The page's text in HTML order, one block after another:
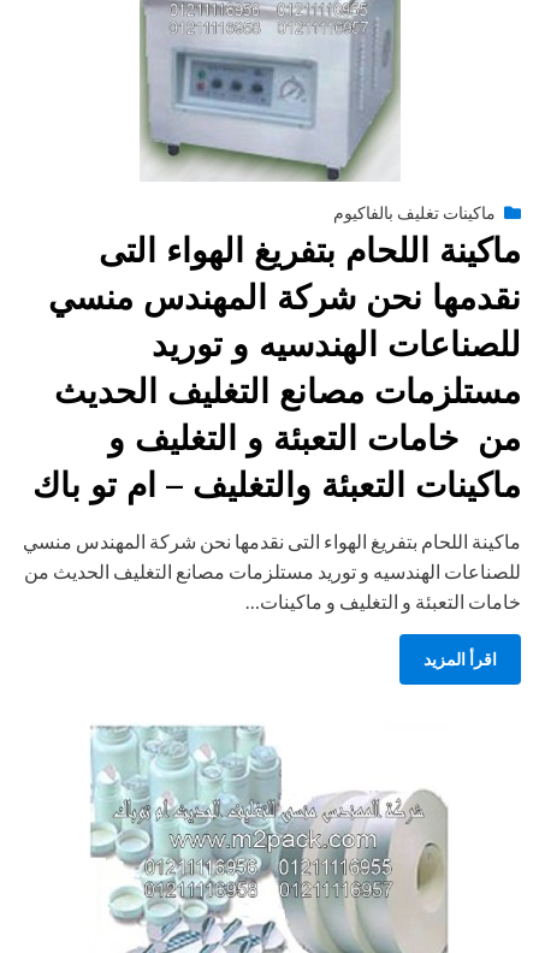
byengmansyPosted
فبراير 14, 2015
ماكينات تغليف بالفاكيوم
ماكينة اللحام بتفريغ الهواء التى
نقدمها نحن شركة المهندس منسي
للصناعات الهندسيه و توريد
مستلزمات مصانع التغليف الحديث
من خامات التعبئة و التغليف و
ماكينات التعبئة والتغليف – ام تو باك
ماكينة اللحام بتفريغ الهواء التى نقدمها نحن شركة المهندس منسي
للصناعات الهندسيه و توريد مستلزمات مصانع التغليف الحديث من
خامات التعبئة و التغليف و ماكينات…
اقرأ المزيد